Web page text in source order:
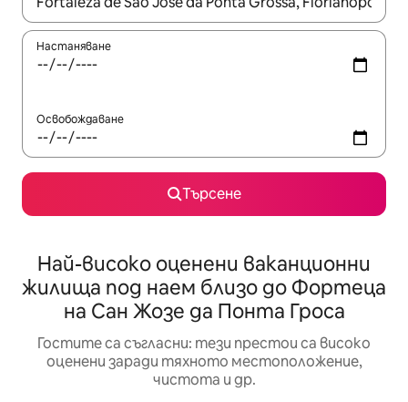
Настаняване
Освобождаване
Търсене
Най-високо оценени ваканционни
жилища под наем близо до Фортеца
на Сан Жозе да Понта Гроса
Гостите са съгласни: тези престои са високо
оценени заради тяхното местоположение,
чистота и др.